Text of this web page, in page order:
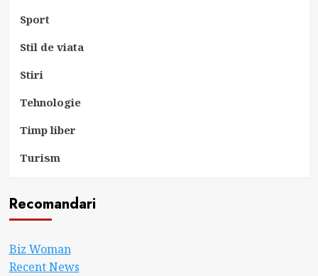
Sport
Stil de viata
Stiri
Tehnologie
Timp liber
Turism
Recomandari
Biz Woman
Recent News